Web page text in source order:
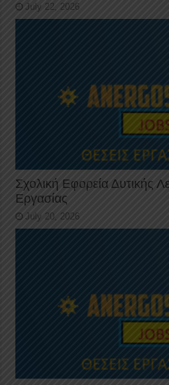
July 22, 2026
Σχολική Εφορεία Δυτικής
Εργασίας
July 20, 2026